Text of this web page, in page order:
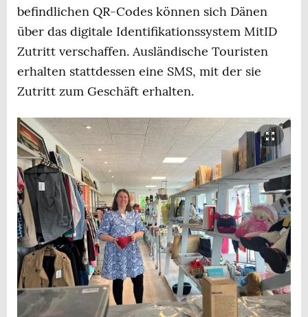
befindlichen QR-Codes können sich Dänen
über das digitale Identifikationssystem MitID
Zutritt verschaffen. Ausländische Touristen
erhalten stattdessen eine SMS, mit der sie
Zutritt zum Geschäft erhalten.